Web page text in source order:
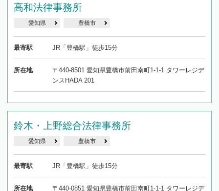
高和法律事務所
愛知県 豊橋市
最寄駅 JR「豊橋駅」徒歩15分
所在地
〒440-8501 愛知県豊橋市前田南町1-1-1 タワーレジデ
ンスHADA 201
鈴木・上野総合法律事務所
愛知県 豊橋市
最寄駅 JR「豊橋駅」徒歩15分
所在地
〒440-0851 愛知県豊橋市前田南町1-1-1 タワーレジデ